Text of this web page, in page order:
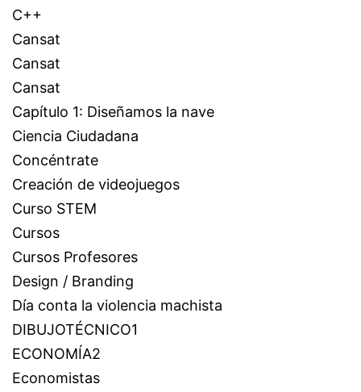
C++
Cansat
Cansat
Cansat
Capítulo 1: Diseñamos la nave
Ciencia Ciudadana
Concéntrate
Creación de videojuegos
Curso STEM
Cursos
Cursos Profesores
Design / Branding
Día conta la violencia machista
DIBUJOTÉCNICO1
ECONOMÍA2
Economistas